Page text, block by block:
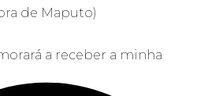
de Maputo)
a receber a minha